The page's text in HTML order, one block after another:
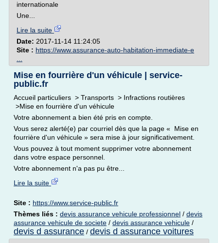
internationale
Une...
Lire la suite
Date: 2017-11-14 11:24:05
Site : https://www.assurance-auto-habitation-immediate-e
Mise en fourrière d'un véhicule | service-
public.fr
Accueil particuliers > Transports > Infractions routières
>Mise en fourrière d'un véhicule
Votre abonnement a bien été pris en compte.
Vous serez alerté(e) par courriel dès que la page « Mise en
fourrière d'un véhicule » sera mise à jour significativement.
Vous pouvez à tout moment supprimer votre abonnement
dans votre espace personnel.
Votre abonnement n'a pas pu être...
Lire la suite
Site : https://www.service-public.fr
Thèmes liés : devis assurance vehicule professionnel / devis
assurance vehicule de societe / devis assurance vehicule /
devis d assurance / devis d assurance voitures